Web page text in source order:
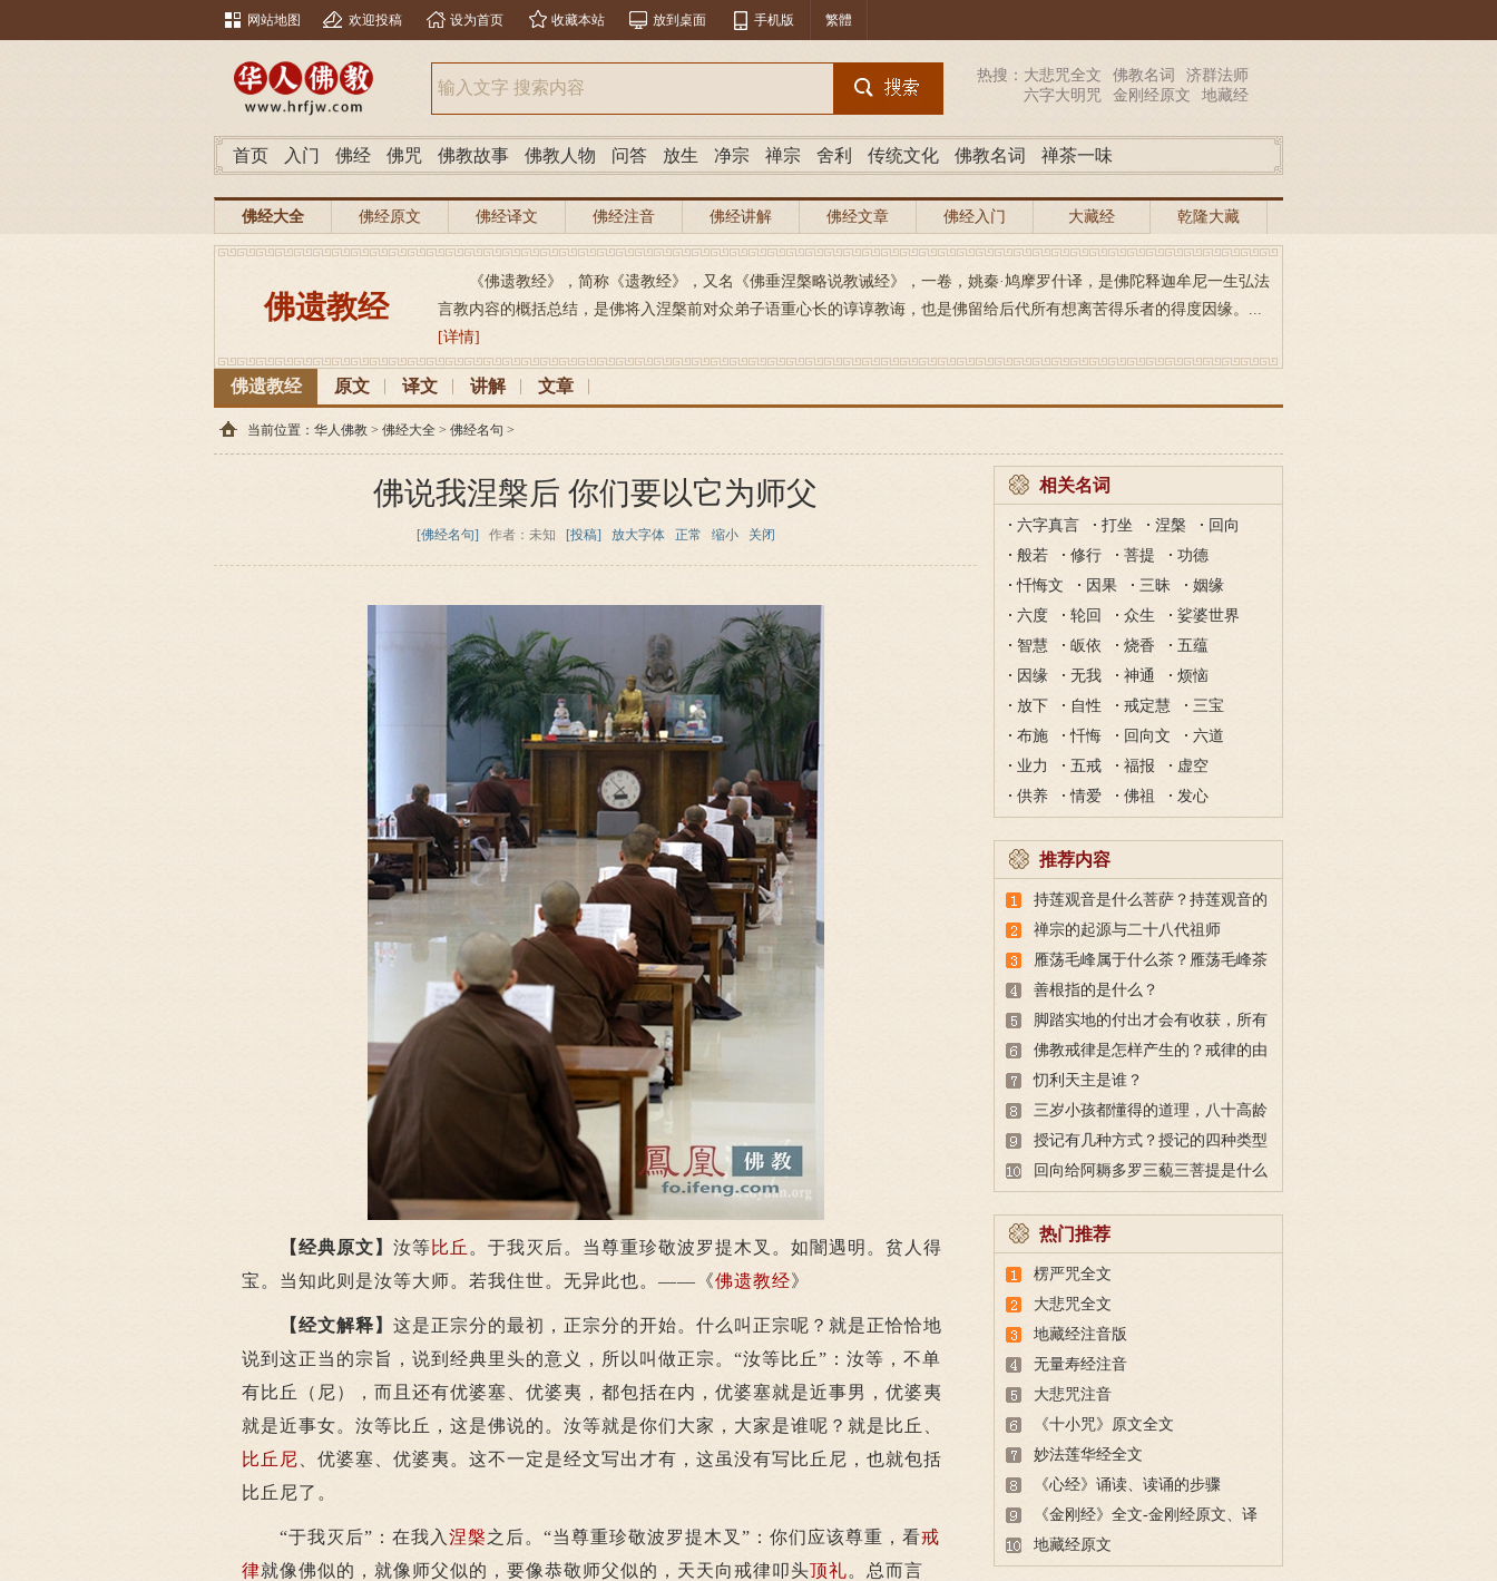
网站地图 欢迎投稿 设为首页 收藏本站 放到桌面 手机版 繁體
热搜： 大悲咒全文 佛教名词
济群法师
六字大明咒
金刚经原文 地藏经
首页 入门 佛经 佛咒 佛教故事 佛教人物 问答 放生 净宗 禅宗 舍利 传统文化 佛教名词 禅茶一味
佛经大全 佛经原文 佛经译文 佛经注音 佛经讲解 佛经文章 佛经入门 大藏经
乾隆大藏
经
佛遗教经
《佛遗教经》，简称《遗教经》，又名《佛垂涅槃略说教诫经》，一卷，姚秦·鸠摩罗什译，是佛陀释迦牟尼一生弘法
言教内容的概括总结，是佛将入涅槃前对众弟子语重心长的谆谆教诲，也是佛留给后代所有想离苦得乐者的得度因缘。...
[详情]
佛遗教经 原文 译文 讲解 文章
当前位置： 华人佛教 > 佛经大全 > 佛经名句 >
佛说我涅槃后 你们要以它为师父
[佛经名句] 作者：未知 [投稿] 放大字体 正常 缩小 关闭
【经典原文】 汝等比丘 。于我灭后。当尊重珍敬波罗提木叉。如闇遇明。贫人得
宝。当知此则是汝等大师。若我住世。无异此也。――《佛遗教经》
【经文解释】 这是正宗分的最初，正宗分的开始。什么叫正宗呢？就是正恰恰地
说到这正当的宗旨，说到经典里头的意义，所以叫做正宗。“汝等比丘”：汝等，不单
有比丘（尼），而且还有优婆塞、优婆夷，都包括在内，优婆塞就是近事男，优婆夷
就是近事女。汝等比丘，这是佛说的。汝等就是你们大家，大家是谁呢？就是比丘、
比丘尼 、优婆塞、优婆夷。这不一定是经文写出才有，这虽没有写比丘尼，也就包括
比丘尼了。
“于我灭后”：在我入 涅槃之后。“当尊重珍敬波罗提木叉”：你们应该尊重，看戒
律就像佛似的，就像师父似的，要像恭敬师父似的，天天向戒律叩头顶礼。总而言
相关名词
六字真言 打坐 涅槃
回向
般若
修行 菩提
功德
忏悔文
因果 三昧
姻缘
六度
轮回 众生
娑婆世界
智慧
皈依 烧香
五蕴
因缘
无我 神通
烦恼
放下
自性 戒定慧
三宝
布施
忏悔 回向文
六道
业力
五戒 福报
虚空
供养
情爱 佛祖 发心
推荐内容
持莲观音是什么菩萨？持莲观音的
故事
禅宗的起源与二十八代祖师
雁荡毛峰属于什么茶？雁荡毛峰茶
的特点与由来
善根指的是什么？
脚踏实地的付出才会有收获，所有
的付出都不会白费
佛教戒律是怎样产生的？戒律的由
来
忉利天主是谁？
三岁小孩都懂得的道理，八十高龄
也未必做得到
授记有几种方式？授记的四种类型
回向给阿耨多罗三藐三菩提是什么
热门推荐
楞严咒全文
大悲咒全文
地藏经注音版
无量寿经注音
大悲咒注音
《十小咒》原文全文
妙法莲华经全文
《心经》诵读、读诵的步骤
《金刚经》全文-金刚经原文、译
文及释意
地藏经原文